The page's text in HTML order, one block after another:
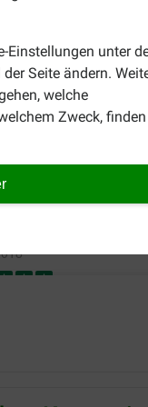
Einstellungen unter
Seite ändern.
welche
Zweck, finden
mijn mechelse
to English
fie à la réaction de mon
to English